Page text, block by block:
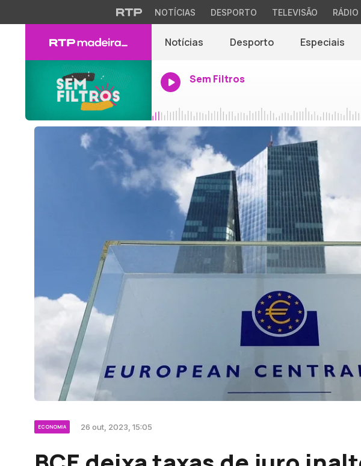
NOTÍCIAS DESPORTO TELEVISÃO RÁDIO
Notícias Desporto Especiais
Sem Filtros
ECONOMIA 26 out, 2023, 15:05